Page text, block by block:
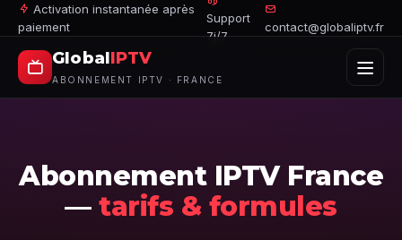
Activation instantanée après
paiement
Support
7j/7
contact@globaliptv.fr
GlobalIPTV
ABONNEMENT IPTV · FRANCE
Abonnement IPTV France
—tarifs & formules